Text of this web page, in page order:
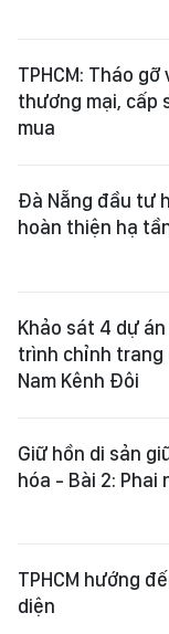
TPHCM: Tháo
thương mại, cấp
mua
Đà Nẵng đầu tư
hoàn thiện hạ
Khảo sát 4 dự
trình chỉnh trang
Nam Kênh Đôi
Giữ hồn di sản
hóa - Bài 2: Phai
TPHCM hướng
diện